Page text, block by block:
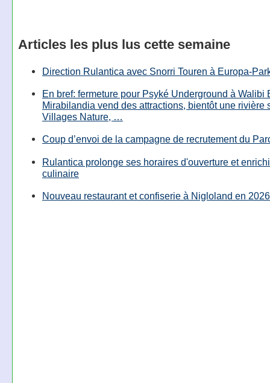
Articles les plus lus cette semaine
Direction Rulantica avec Snorri Touren à Europa-
En bref: fermeture pour Psyké Underground à Walibi
Mirabilandia vend des attractions, bientôt une rivière
Villages Nature, …
Coup d’envoi de la campagne de recrutement du
Rulantica prolonge ses horaires d'ouverture et
culinaire
Nouveau restaurant et confiserie à Nigloland en 2026